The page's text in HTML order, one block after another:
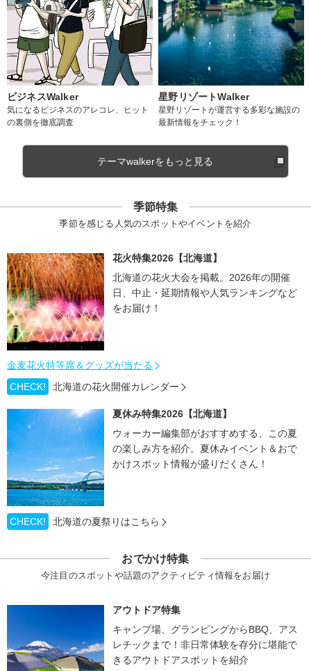
ビジネスWalker
気になるビジネスのアレコレ、ヒット
の裏側を徹底調査
星野リゾートWalker
星野リゾートが運営する多彩な施設の
最新情報をチェック！
テーマwalkerをもっと見る
季節特集
季節を感じる人気のスポットやイベントを紹介
花火特集2026【北海道】
北海道の花火大会を掲載。2026年の開催
日、中止・延期情報や人気ランキングなど
をお届け！
金麦花火特等席＆グッズが当たる
CHECK!
北海道の花火開催カレンダー
夏休み特集2026【北海道】
ウォーカー編集部がおすすめする、この夏
の楽しみ方を紹介。夏休みイベント＆おで
かけスポット情報が盛りだくさん！
CHECK! 北海道の夏祭りはこちら
おでかけ特集
今注目のスポットや話題のアクティビティ情報をお届け
アウトドア特集
キャンプ場、グランピングからBBQ、アス
レチックまで！非日常体験を存分に堪能で
きるアウトドアスポットを紹介